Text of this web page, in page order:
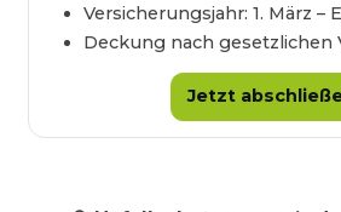
Versicherungsjahr: 1. März –
Deckung nach gesetzlichen
Jetzt